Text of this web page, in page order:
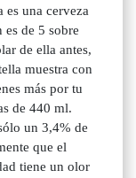
es una cerveza
de 5 sobre
de ella antes,
muestra con
más por tu
de 440 ml.
un 3,4% de
que el
tiene un olor